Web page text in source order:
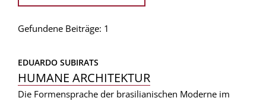
Gefundene Beiträge: 1
EDUARDO SUBIRATS
HUMANE ARCHITEKTUR
Die Formensprache der brasilianischen Moderne im